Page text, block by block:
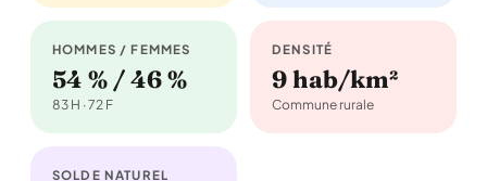
HOMMES / FEMMES
54 % / 46 %
83 H · 72 F
DENSITÉ
9 hab/km²
Commune rurale
SOLDE NATUREL